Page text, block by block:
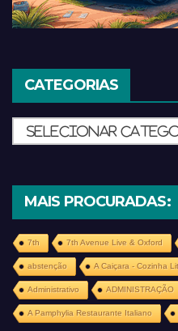
CATEGORIAS
Categorias
MAIS PROCURADAS:
7th 7th Avenue Live & Oxford
abstenção A Caiçara - Cozinha
Administrativo ADMINISTRAÇÃO
A Pamphylia Restaurante Italiano